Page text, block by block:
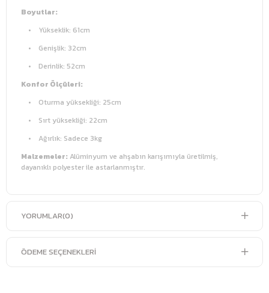
Boyutlar:
• Yükseklik: 61cm
• Genişlik: 32cm
• Derinlik: 52cm
Konfor Ölçüleri:
• Oturma yüksekliği: 25cm
• Sırt yüksekliği: 22cm
• Ağırlık: Sadece 3kg
Malzemeler: Alüminyum ve ahşabın karışımıyla üretilmiş,
dayanıklı polyester ile astarlanmıştır.
YORUMLAR(0)
ÖDEME SEÇENEKLERI